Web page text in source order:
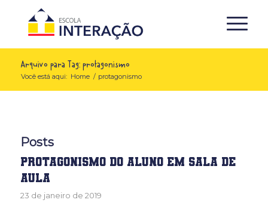
Arquivo para Tag: protagonismo
Você está aqui: Home / protagonismo
Posts
Protagonismo do aluno em sala de
aula
23 de janeiro de 2019